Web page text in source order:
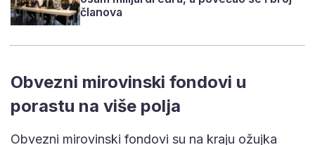
članova
Obvezni mirovinski fondovi u
porastu na više polja
Obvezni mirovinski fondovi su na kraju ožujka